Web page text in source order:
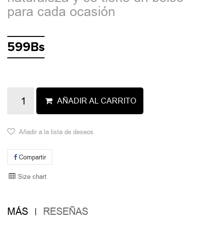
para cada ocasión
599Bs
AÑADIR AL CARRITO
Añadir a la lista de deseos
Compartir
Size chart
MÁS RESEÑAS